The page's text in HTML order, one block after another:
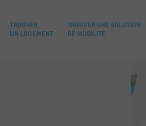
TROUVER
UN LOGEMENT
TROUVER UNE SOLUTION
DE MOBILITÉ